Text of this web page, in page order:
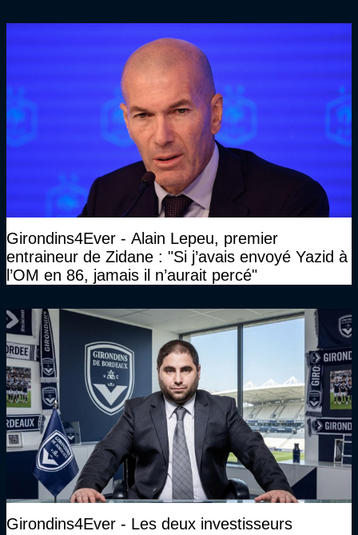
Girondins4Ever - Alain Lepeu, premier
entraineur de Zidane : "Si j’avais envoyé Yazid à
l’OM en 86, jamais il n’aurait percé"
Girondins4Ever - Les deux investisseurs